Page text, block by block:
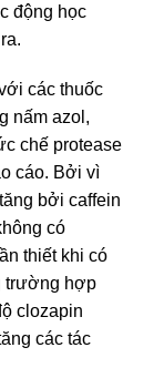
động học
các thuốc
nấm azol,
chế protease
cáo. Bởi vì
bởi caffein
có
thiết khi có
trường hợp
clozapin
các tác